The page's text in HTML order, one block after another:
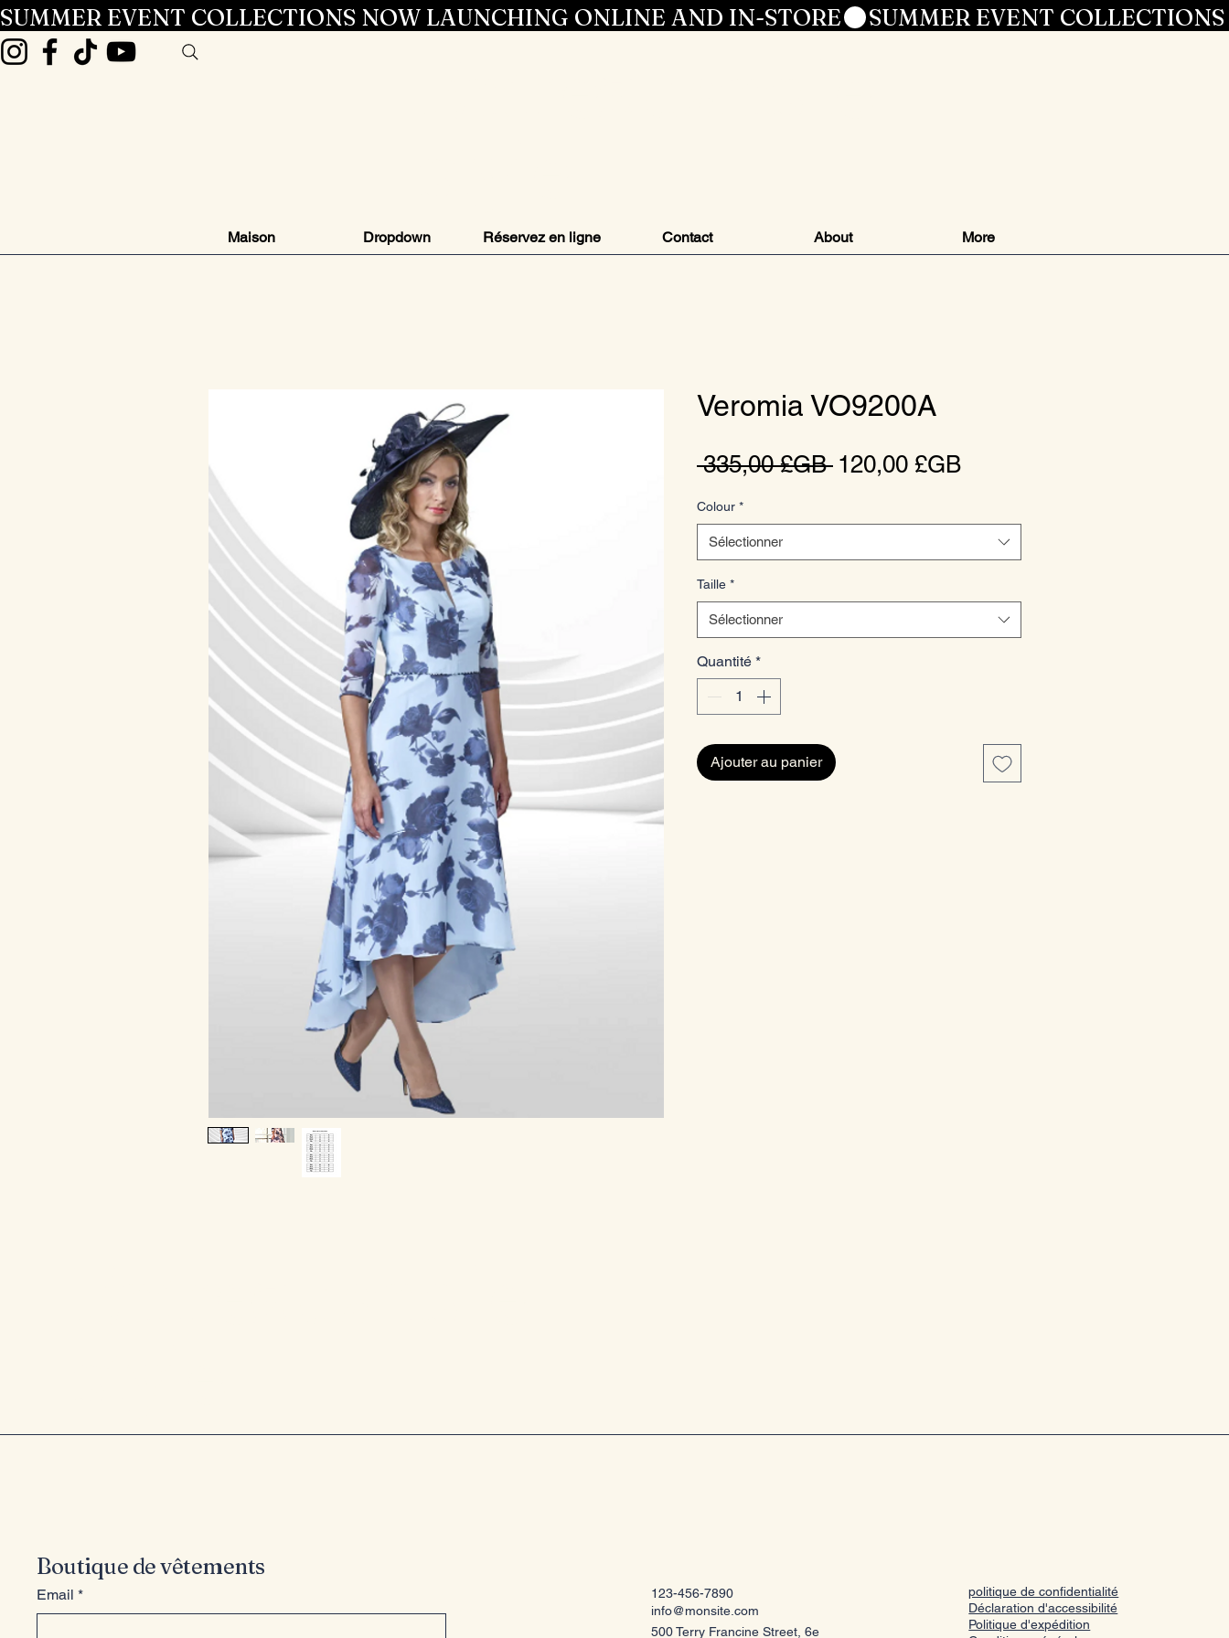
SUMMER EVENT COLLECTIONS NOW LAUNCHING ONLINE AND IN-STORE
Maison Dropdown Réservez en ligne Contact About More
Veromia VO9200A
335,00 £GB Prix
120,00 £GBPrix
Colour *
Sélectionner
Taille *
Sélectionner
Quantité *
Ajouter au panier
Boutique de vêtements
Email *
123-456-7890
info@monsite.com
500 Terry Francine Street, 6e
politique de confidentialité
Déclaration d'accessibilité
Politique d'expédition